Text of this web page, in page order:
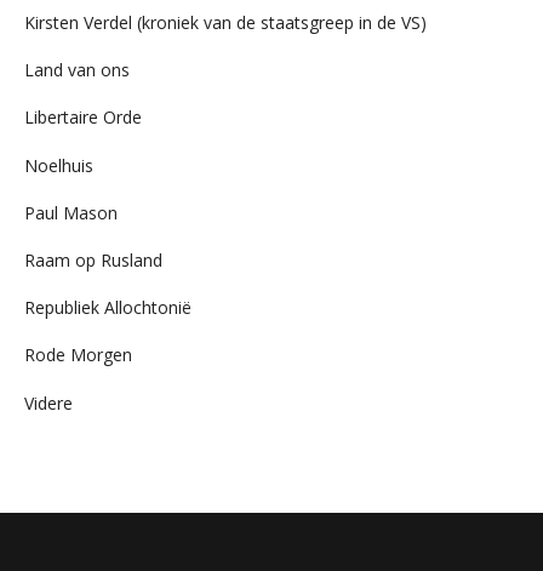
Kirsten Verdel (kroniek van de staatsgreep in de VS)
Land van ons
Libertaire Orde
Noelhuis
Paul Mason
Raam op Rusland
Republiek Allochtonië
Rode Morgen
Videre